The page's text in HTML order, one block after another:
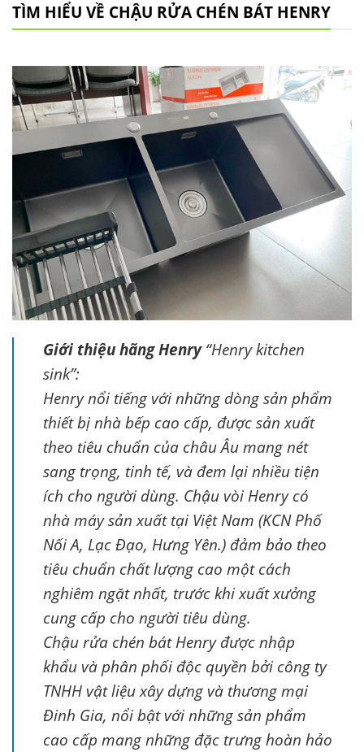
TÌM HIỂU VỀ CHẬU RỬA CHÉN BÁT HENRY
Giới thiệu hãng Henry“Henry kitchen
sink”:
Henry nổi tiếng với những dòng sản phẩm
thiết bị nhà bếp cao cấp, được sản xuất
theo tiêu chuẩn của châu Âu mang nét
sang trọng, tinh tế, và đem lại nhiều tiện
ích cho người dùng. Chậu vòi Henry có
nhà máy sản xuất tại Việt Nam (KCN Phố
Nối A, Lạc Đạo, Hưng Yên.) đảm bảo theo
tiêu chuẩn chất lượng cao một cách
nghiêm ngặt nhất, trước khi xuất xưởng
cung cấp cho người tiêu dùng.
Chậu rửa chén bát Henry được nhập
khẩu và phân phối độc quyền bởi công ty
TNHH vật liệu xây dựng và thương mại
Đinh Gia, nổi bật với những sản phẩm
cao cấp mang những đặc trưng hoàn hảo